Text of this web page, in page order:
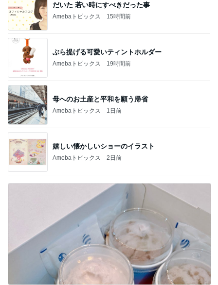
だいた 若い時にすべきだった事
Amebaトピックス 15時間前
ぶら提げる可愛いティントホルダー
Amebaトピックス 19時間前
母へのお土産と平和を願う帰省
Amebaトピックス 1日前
嬉しい懐かしいショーのイラスト
Amebaトピックス 2日前